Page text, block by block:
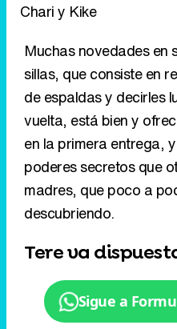
Chari y Kike
Muchas novedades en
sillas, que consiste en
de espaldas y decirles
vuelta, está bien y
en la primera entrega,
poderes secretos que
madres, que poco a
descubriendo.
Tere va
Sigue a